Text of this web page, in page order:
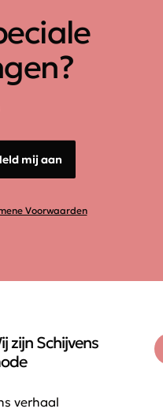
mij aan
Voorwaarden
zijn Schijvens
verhaal